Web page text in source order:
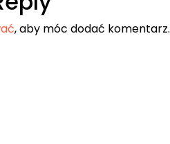
, aby móc dodać komentarz.